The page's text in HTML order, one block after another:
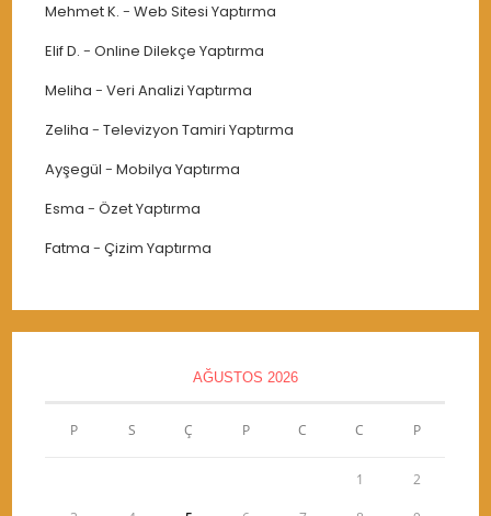
Mehmet K. -Web Sitesi Yaptırma
Elif D. -Online Dilekçe Yaptırma
Meliha -Veri Analizi Yaptırma
Zeliha -Televizyon Tamiri Yaptırma
Ayşegül -Mobilya Yaptırma
Esma -Özet Yaptırma
Fatma -Çizim Yaptırma
AĞUSTOS 2026
P S Ç P C C P
1 2